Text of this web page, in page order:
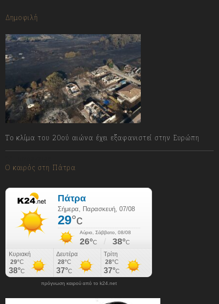
Δημοφιλή
Το κλίμα του 20ού αιώνα έχει εξαφανιστεί στην Ευρώπη
Ο καιρός στη Πάτρα
πρόγνωση καιρού από το k24.net